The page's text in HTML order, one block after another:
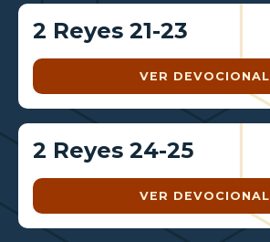
2 Reyes 21-23
VER DEVOCIONAL
2 Reyes 24-25
VER DEVOCIONAL